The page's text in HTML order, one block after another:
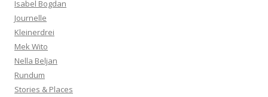
Isabel Bogdan
Journelle
Kleinerdrei
Mek Wito
Nella Beljan
Rundum
Stories & Places